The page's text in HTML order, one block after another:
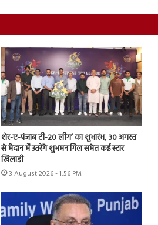
शेर-ए-पंजाब टी-20 लीग’ का शुभारंभ, 30 अगस्त
से मैदान में उतरेंगे शुभमन गिल समेत कई स्टार
खिलाड़ी
3 August 2026 - 1:56 PM